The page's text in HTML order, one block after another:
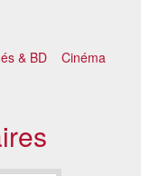
& BD
Cinéma